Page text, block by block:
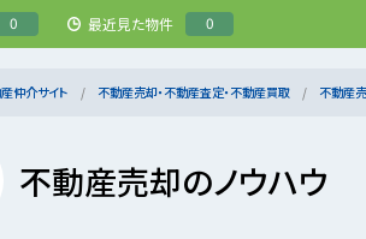
0 最近見た物件 0
仲介サイト 不動産売却・不動産査定・不動産買取 不動産
不動産売却のノウハウ